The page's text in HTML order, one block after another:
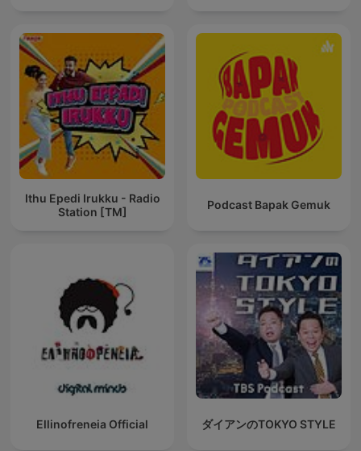
Ithu Epedi Irukku - Radio
Station [TM]
Podcast Bapak Gemuk
Ellinofreneia Official ダイアンのTOKYO STYLE